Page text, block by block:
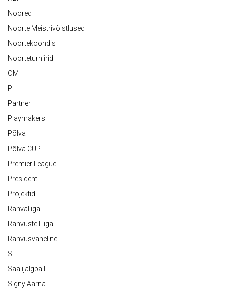
Noored
Noorte Meistrivõistlused
Noortekoondis
Noorteturniirid
OM
P
Partner
Playmakers
Põlva
Põlva CUP
Premier League
President
Projektid
Rahvaliiga
Rahvuste Liiga
Rahvusvaheline
S
Saalijalgpall
Signy Aarna